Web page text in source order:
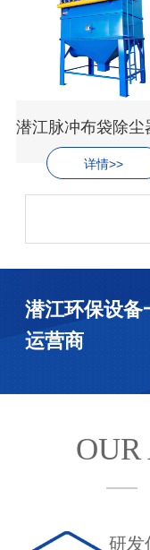
详情>>
潜江环保设备
运营商
OUR
研发